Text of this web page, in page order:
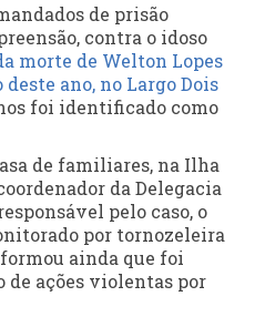
de prisão
contra o idoso
morte de Welton Lopes
ano, no Largo Dois
foi identificado como
de familiares, na Ilha
da Delegacia
pelo caso, o
por tornozeleira
ainda que foi
ações violentas por